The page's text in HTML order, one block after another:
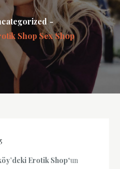
Shop Sex Shop
Erotik Shop‘un